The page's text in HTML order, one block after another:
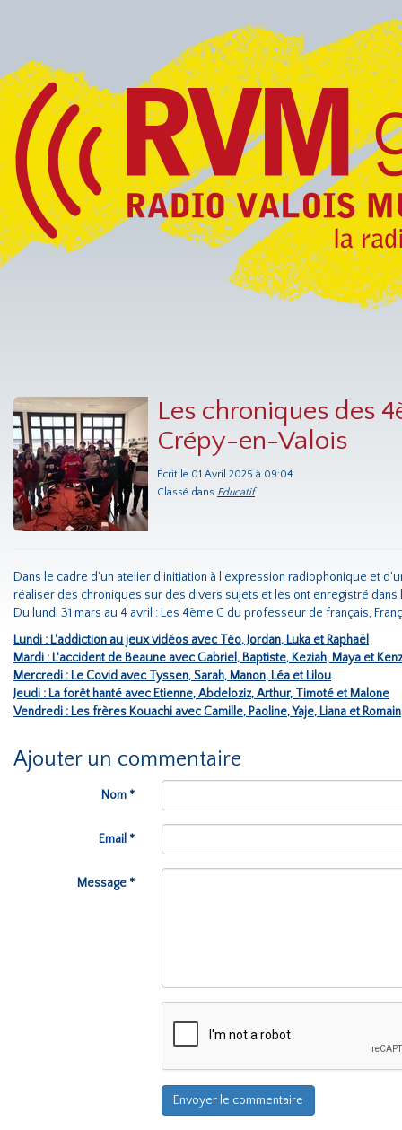
Les chroniques des
Crépy-en-Valois
Écrit le 01 Avril 2025 à 09:04
Classé dans Educatif
Dans le cadre d'un atelier d'initiation à l'expression radiophonique et
réaliser des chroniques sur des divers sujets et les ont enregistré
Du lundi 31 mars au 4 avril : Les 4ème C du professeur de français,
Lundi : L'addiction au jeux vidéos avec Téo, Jordan, Luka et Raphaël
Mardi : L'accident de Beaune avec Gabriel, Baptiste, Keziah, Maya et
Mercredi : Le Covid avec Tyssen, Sarah, Manon, Léa et Lilou
Jeudi : La forêt hanté avec Etienne, Abdeloziz, Arthur, Timoté et Malone
Vendredi : Les frères Kouachi avec Camille, Paoline, Yaje, Liana et Romain
Ajouter un commentaire
Nom *
Email *
Message *